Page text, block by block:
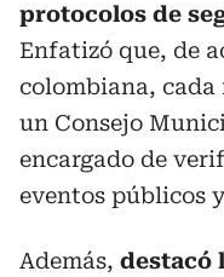
protocolos de
Enfatizó que, de
colombiana,
un Consejo
encargado de
eventos públicos
Además, destacó